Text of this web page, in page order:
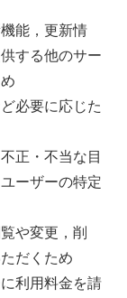
能，更新情
する他のサー
必要に応じた
正・不当な目
ーザーの特定
や変更，削
だくため
利用料金を請